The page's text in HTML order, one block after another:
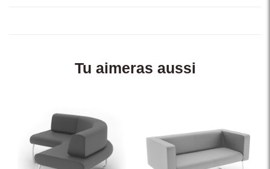
Tu aimeras aussi